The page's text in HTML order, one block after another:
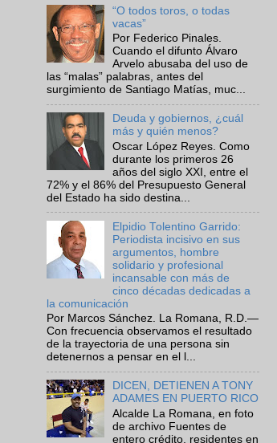
“O todos toros, o todas
vacas”
Por Federico Pinales.
Cuando el difunto Álvaro
Arvelo abusaba del uso de
las “malas” palabras, antes del
surgimiento de Santiago Matías, muc...
Deuda y gobiernos, ¿cuál
más y quién menos?
Oscar López Reyes. Como
durante los primeros 26
años del siglo XXI, entre el
72% y el 86% del Presupuesto General
del Estado ha sido destina...
Elpidio Tolentino Garrido:
Periodista incisivo en sus
argumentos, hombre
solidario y profesional
incansable con más de
cinco décadas dedicadas a
la comunicación
Por Marcos Sánchez. La Romana, R.D.—
Con frecuencia observamos el resultado
de la trayectoria de una persona sin
detenernos a pensar en el l...
DICEN, DETIENEN A TONY
ADAMES EN PUERTO RICO
Alcalde La Romana, en foto
de archivo Fuentes de
entero crédito, residentes en